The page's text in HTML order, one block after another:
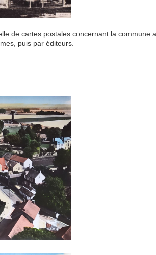
de cartes postales concernant la commune
puis par éditeurs.